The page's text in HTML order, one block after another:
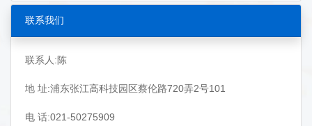
联系我们
联系人:陈
地 址:浦东张江高科技园区蔡伦路720弄2号101
电 话:021-50275909